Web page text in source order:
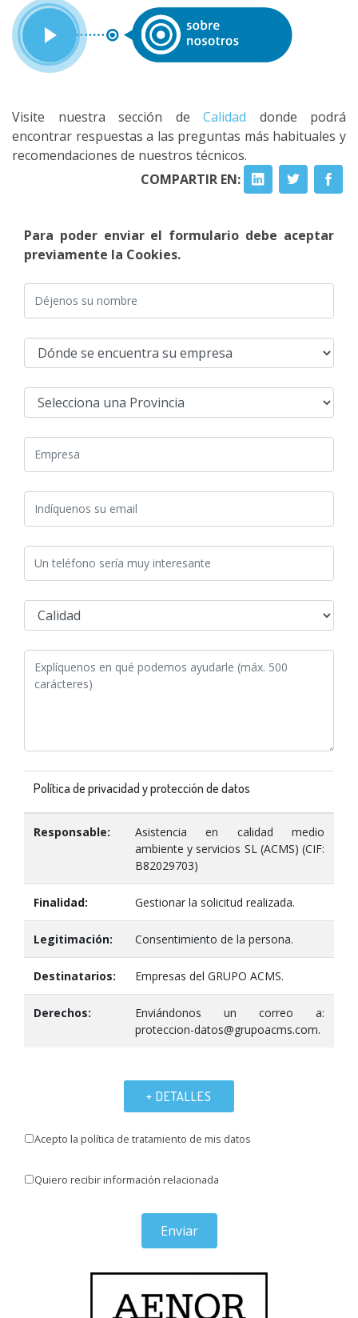
Visite nuestra sección de Calidad donde podrá
encontrar respuestas a las preguntas más habituales y
recomendaciones de nuestros técnicos.
COMPARTIR EN:
Para poder enviar el formulario debe aceptar
previamente la Cookies.
Política de privacidad y protección de datos
Responsable:
Asistencia en calidad medio
ambiente y servicios SL (ACMS) (CIF:
B82029703)
Finalidad: Gestionar la solicitud realizada.
Legitimación: Consentimiento de la persona.
Destinatarios: Empresas del GRUPO ACMS.
Derechos:
Enviándonos un correo a:
proteccion-datos@grupoacms.com.
+ DETALLES
Acepto la política de tratamiento de mis datos
Quiero recibir información relacionada
Enviar